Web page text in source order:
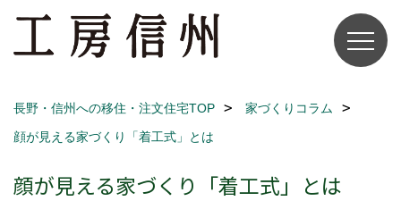
長野・信州への移住・注文住宅TOP
家づくりコラム
顔が見える家づくり「着工式」とは
顔が見える家づくり「着工式」とは